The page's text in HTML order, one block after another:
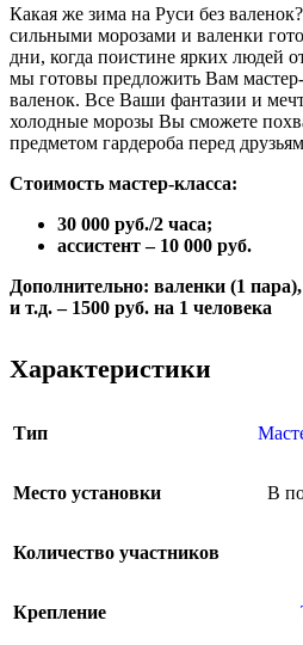
Какая же зима на Руси без
сильными морозами и валенки
дни, когда поистине ярких людей
мы готовы предложить Вам
валенок. Все Ваши фантазии и
холодные морозы Вы сможете
предметом гардероба перед
Стоимость мастер-класса:
30 000 руб./2 часа;
ассистент – 10 000 руб.
Дополнительно: валенки (1
и т.д. – 1500 руб. на 1 человека
Характеристики
Тип
Место установки В
Количество участников
Крепление